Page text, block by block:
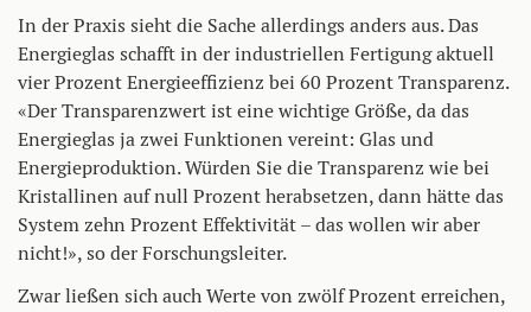
In der Praxis sieht die Sache allerdings anders aus. Das
Energieglas schafft in der industriellen Fertigung aktuell
vier Prozent Energieeffizienz bei 60 Prozent Transparenz.
«Der Transparenzwert ist eine wichtige Größe, da das
Energieglas ja zwei Funktionen vereint: Glas und
Energieproduktion. Würden Sie die Transparenz wie bei
Kristallinen auf null Prozent herabsetzen, dann hätte das
System zehn Prozent Effektivität – das wollen wir aber
nicht!», so der Forschungsleiter.
Zwar ließen sich auch Werte von zwölf Prozent erreichen,